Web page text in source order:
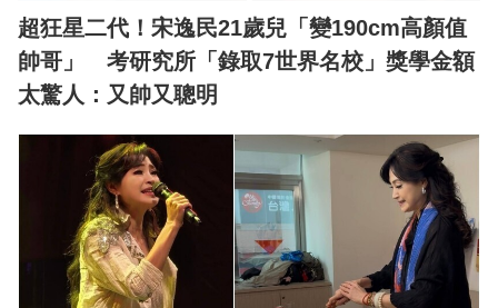
超狂星二代！宋逸民21歲兒「變190cm高顏值
帥哥」 考研究所「錄取7世界名校」獎學金額
太驚人：又帥又聰明